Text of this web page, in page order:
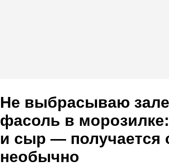
Не выбрасываю
фасоль в
и сыр — получается
необычно